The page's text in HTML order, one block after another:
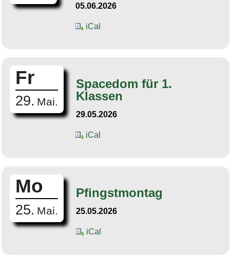
05.06.2026
iCal
Fr
29. Mai.
Spacedom für 1.
Klassen
29.05.2026
iCal
Mo
25. Mai.
Pfingstmontag
25.05.2026
iCal